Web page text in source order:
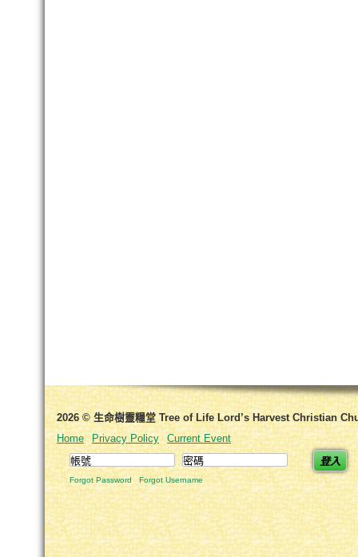
2026 © 生命樹靈糧堂 Tree of Life Lord’s Harvest Christian
Home
Privacy Policy
Current Event
登入
Forgot Password Forgot Username